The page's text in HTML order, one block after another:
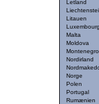
Letland
Litauen
Luxembourg
Malta
Moldova
Montenegro
Nordirland
Norge
Polen
Portugal
Rumænien